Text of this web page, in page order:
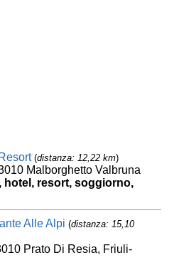
(distanza: 12,22 km)
Malborghetto Valbruna
hotel, resort, soggiorno,
Alle Alpi (distanza: 15,10
Prato Di Resia, Friuli-